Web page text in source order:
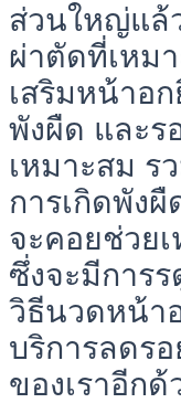
ส่วนใหญ่แล้
ผ่าตัดที่เหม
เสริมหน้าอ
พังผืด และร
เหมาะสม ร
การเกิดพัง
จะคอยช่วย
ซึ่งจะมีการ
วิธีนวดหน้า
บริการลดร
ของเราอีกด้